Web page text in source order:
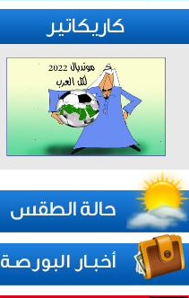
كاريكاتير